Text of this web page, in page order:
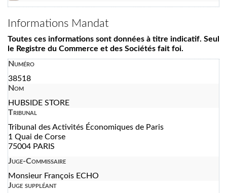
Informations Mandat
Toutes ces informations sont données à titre indicatif. Seul
le Registre du Commerce et des Sociétés fait foi.
Numéro
38518
Nom
HUBSIDE STORE
Tribunal
Tribunal des Activités Économiques de Paris
1 Quai de Corse
75004 PARIS
Juge-Commissaire
Monsieur François ECHO
Juge suppléant